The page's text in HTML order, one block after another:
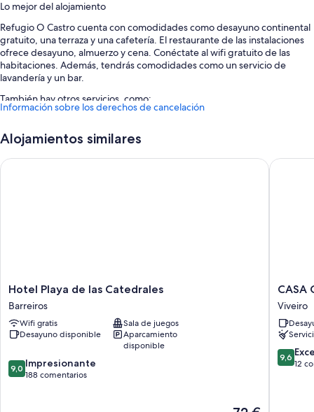
Lo mejor del alojamiento
Refugio O Castro cuenta con comodidades como desayuno continental
gratuito, una terraza y una cafetería. El restaurante de las instalaciones
ofrece desayuno, almuerzo y cena. Conéctate al wifi gratuito de las
habitaciones. Además, tendrás comodidades como un servicio de
lavandería y un bar.
También hay otros servicios, como:
Un servicio de transporte desde y hasta el aeropuerto (de pago),
Un ascensor y asistencia turística y para la compra de entradas
Edredones de plumas, camas supletorias (de pago) y cunas (de
pago)
Duchas, artículos de higiene personal gratuitos y secadores de pelo
Calefacción, servicio de limpieza diario y escritorios
Información sobre los derechos de cancelación
Alojamientos similares
Hotel
Playa
de
las
Catedrales
Hotel Playa de las Catedrales
Barreiros
Wifi gratis
Sala de juegos
Desayuno disponible
Aparcamiento
disponible
9.0
sobre
9,0 Impresionante
188 comentarios
Hotel Playa de las Catedrales
CASA
DA
TORRE
Viveiro
CASA
Viveiro
9.6
sobre
9,6
12
CASA